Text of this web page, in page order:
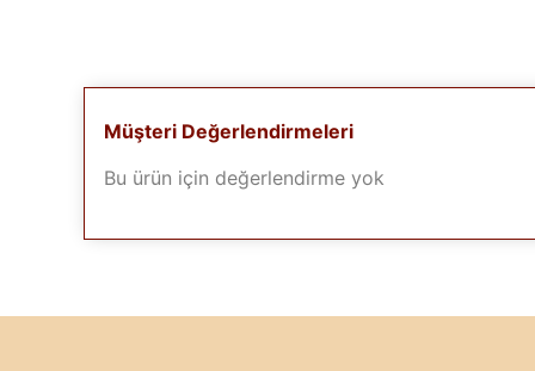
Müşteri Değerlendirmeleri
Bu ürün için değerlendirme yok